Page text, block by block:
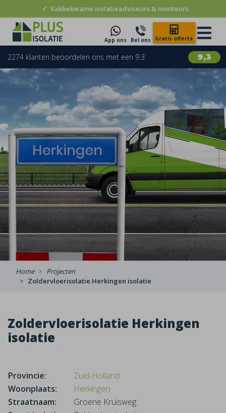
✓ Vakbekwame isolatieadviseurs & monteurs
App ons Bel ons Gratis offerte
9,3
2274 klanten beoordelen ons met een 9.3
Home
Projecten
Zoldervloerisolatie Herkingen isolatie
Zoldervloerisolatie Herkingen
isolatie
Provincie:
Zuid-Holland
Woonplaats:
Herkingen
Straatnaam:
Groene Kruisweg